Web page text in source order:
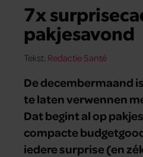
7x
pakjesavond
Tekst: Redactie Santé
De decembermaand
te laten verwennen
Dat begint al op
compacte
iedere surprise (en